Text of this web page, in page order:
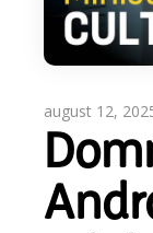
august 12,